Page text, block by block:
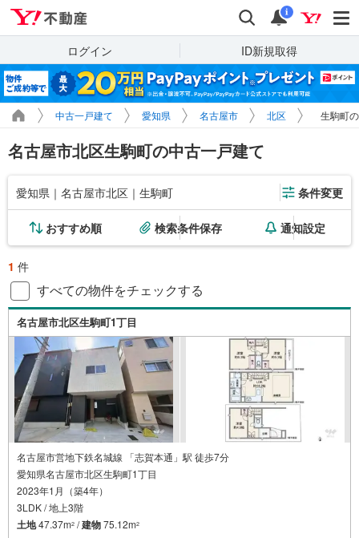
検索 通知
i
ログイン ID新規取得
中古一戸建て 愛知県 名古屋市 北区 生駒町
名古屋市北区生駒町の中古一戸建て
愛知県｜名古屋市北区｜生駒町 条件変更
おすすめ順 検索条件保存 通知設定
1 件
すべての物件をチェックする
名古屋市北区生駒町1丁目
名古屋市営地下鉄名城線 「志賀本通」駅 徒歩7分
愛知県名古屋市北区生駒町1丁目
2023年1月（築4年）
3LDK / 地上3階
土地47.37m2 /建物75.12m2